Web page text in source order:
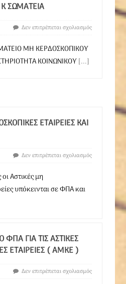
ΣΩΜΑΤΕΙΑ
Δεν επιτρέπεται σχολιασμός
ΜΗ ΚΕΡΔΟΣΚΟΠΙΚΟΥ
ΚΟΙΝΩΝΙΚΟΥ[...]
ΕΤΑΙΡΕΊΕΣ ΚΑΙ
Δεν επιτρέπεται σχολιασμός
Αστικές μη
υπόκεινται σε ΦΠΑ και
ΓΙΑ ΤΙΣ ΑΣΤΙΚΈΣ
ΕΤΑΙΡΕΊΕΣ ( ΑΜΚΕ )
Δεν επιτρέπεται σχολιασμός